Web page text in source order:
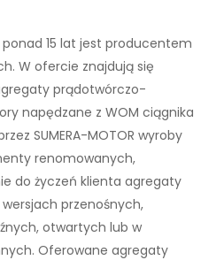
ponad 15 lat jest producentem
W ofercie znajdują się
prądotwórczo-
napędzane z WOM ciągnika
SUMERA-MOTOR wyroby
renomowanych,
do życzeń klienta agregaty
przenośnych,
otwartych lub w
Oferowane agregaty